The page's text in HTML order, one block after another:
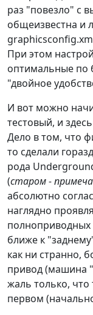
раз "повезло" с
общеизвестна и
При этом
оптимальные по
"двойное
И вот можно
тестовый, и
Дело в том, что
то сделали
рода
(старом -
абсолютно
наглядно
полноприводных
ближе к
как ни странно,
привод (машина
жаль только,
первом